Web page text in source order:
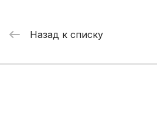
Назад к списку